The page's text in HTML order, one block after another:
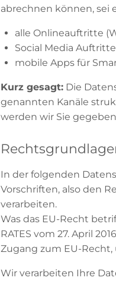
abrechnen können, sei
alle Onlineauftritte
Social Media
mobile Apps für
Kurz gesagt: Die
genannten Kanäle
werden wir Sie
In der folgenden
Vorschriften, also den
verarbeiten.
Was das EU-Recht
RATES vom 27. April
Zugang zum EU-
Wir verarbeiten Ihre